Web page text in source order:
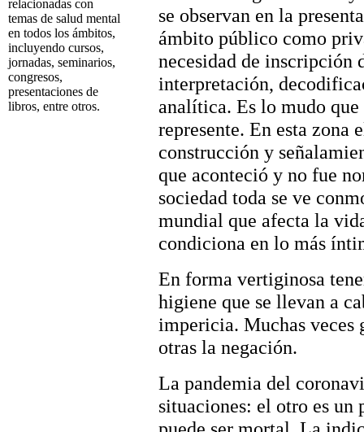
relacionadas con
temas de salud mental
en todos los ámbitos,
incluyendo cursos,
jornadas, seminarios,
congresos,
presentaciones de
libros, entre otros.
se observan en la
ámbito público como
necesidad de inscripción
interpretación,
analítica. Es lo mudo
represente. En esta zona
construcción y
que aconteció y no fue
sociedad toda se ve
mundial que afecta la
condiciona en lo más
En forma vertiginosa
higiene que se llevan a
impericia. Muchas veces
otras la negación.
La pandemia del
situaciones: el otro es